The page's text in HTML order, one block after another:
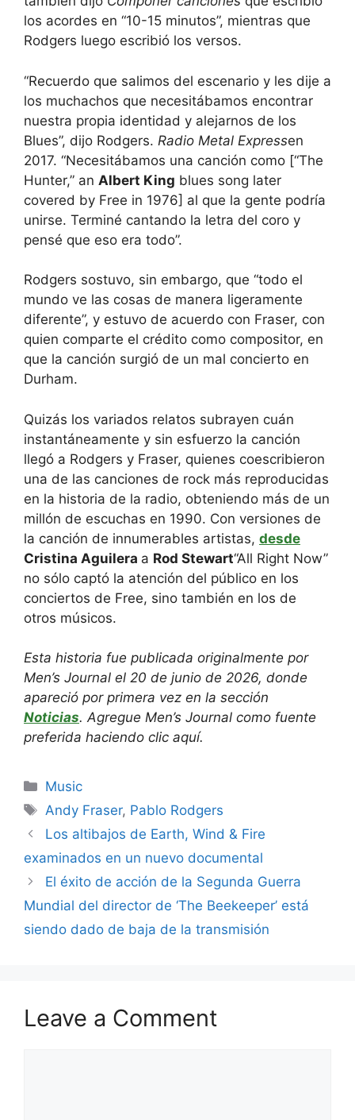
los acordes en “10-15 minutos”, mientras que
Rodgers luego escribió los versos.
“Recuerdo que salimos del escenario y les dije a
los muchachos que necesitábamos encontrar
nuestra propia identidad y alejarnos de los
Blues”, dijo Rodgers. Radio Metal Expressen
2017. “Necesitábamos una canción como [“The
Hunter,” an Albert King blues song later
covered by Free in 1976] al que la gente podría
unirse. Terminé cantando la letra del coro y
pensé que eso era todo”.
Rodgers sostuvo, sin embargo, que “todo el
mundo ve las cosas de manera ligeramente
diferente”, y estuvo de acuerdo con Fraser, con
quien comparte el crédito como compositor, en
que la canción surgió de un mal concierto en
Durham.
Quizás los variados relatos subrayen cuán
instantáneamente y sin esfuerzo la canción
llegó a Rodgers y Fraser, quienes coescribieron
una de las canciones de rock más reproducidas
en la historia de la radio, obteniendo más de un
millón de escuchas en 1990. Con versiones de
la canción de innumerables artistas, desde
Cristina Aguilera a Rod Stewart“All Right Now”
no sólo captó la atención del público en los
conciertos de Free, sino también en los de
otros músicos.
Esta historia fue publicada originalmente por
Men’s Journal el 20 de junio de 2026, donde
apareció por primera vez en la sección
Noticias. Agregue Men’s Journal como fuente
preferida haciendo clic aquí.
Categories
Music
Tags
Andy Fraser, Pablo Rodgers
Los altibajos de Earth, Wind & Fire
examinados en un nuevo documental
El éxito de acción de la Segunda Guerra
Mundial del director de ‘The Beekeeper’ está
siendo dado de baja de la transmisión
Leave a Comment